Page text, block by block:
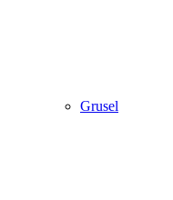
Grusel